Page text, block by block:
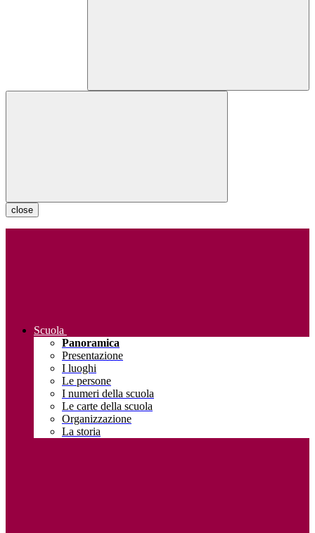
close
Scuola
Panoramica
Presentazione
I luoghi
Le persone
I numeri della scuola
Le carte della scuola
Organizzazione
La storia